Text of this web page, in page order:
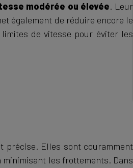
modérée ou élevée. Leur
également de réduire encore le
de vitesse pour éviter les
précise. Elles sont couramment
les frottements. Dans